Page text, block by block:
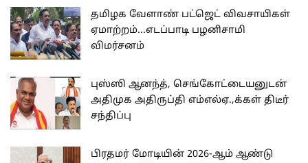
தமிழக வேளாண் பட்ஜெட் விவசாயிகள்
ஏமாற்றம்...எடப்பாடி பழனிசாமி
விமர்சனம்
புஸ்ஸி ஆனந்த், செங்கோட்டையனுடன்
அதிமுக அதிருப்தி எம்எல்ஏ.,க்கள் திடீர்
சந்திப்பு
பிரதமர் மோடியின் 2026-ஆம் ஆண்டு